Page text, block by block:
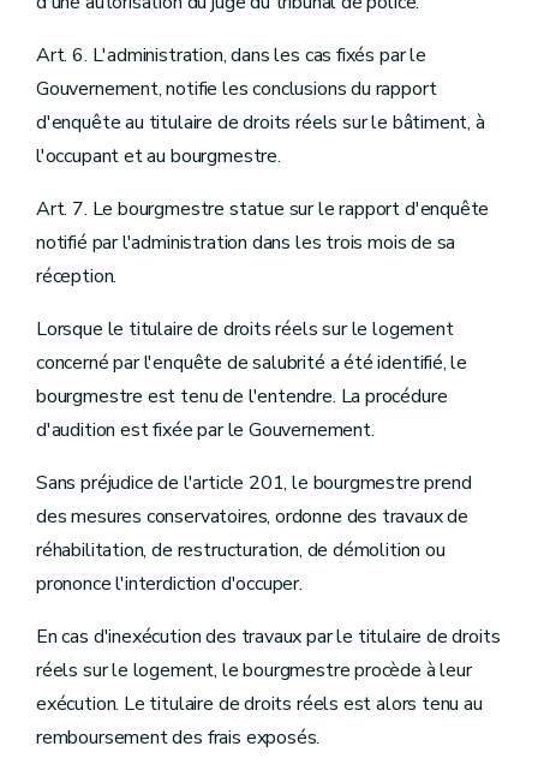
Art. 6. L'administration, dans les cas fixés par le
Gouvernement, notifie les conclusions du rapport
d'enquête au titulaire de droits réels sur le bâtiment, à
l'occupant et au bourgmestre.
Art. 7. Le bourgmestre statue sur le rapport d'enquête
notifié par l'administration dans les trois mois de sa
réception.
Lorsque le titulaire de droits réels sur le logement
concerné par l'enquête de salubrité a été identifié, le
bourgmestre est tenu de l'entendre. La procédure
d'audition est fixée par le Gouvernement.
Sans préjudice de l'article 201, le bourgmestre prend
des mesures conservatoires, ordonne des travaux de
réhabilitation, de restructuration, de démolition ou
prononce l'interdiction d'occuper.
En cas d'inexécution des travaux par le titulaire de droits
réels sur le logement, le bourgmestre procède à leur
exécution. Le titulaire de droits réels est alors tenu au
remboursement des frais exposés.